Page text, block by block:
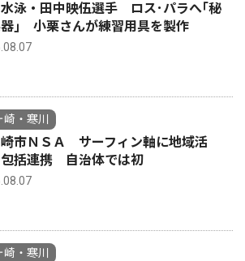
泳・田中映伍選手 ロス･パラへ｢秘
｣ 小栗さんが練習用具を製作
・寒川
市ＮＳＡ サーフィン軸に地域活
括連携 自治体では初
・寒川